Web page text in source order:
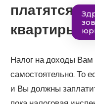
платятся
квартиры
Налог на доходы Вам
самостоятельно. То
и Вы должны